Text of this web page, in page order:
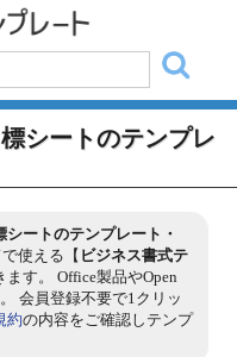
シートのテンプレ
ートのテンプレート・
使える【 ビジネス書式テ
す。 Office製品やOpen
会員登録不要で1クリッ
約の内容をご確認しテンプ